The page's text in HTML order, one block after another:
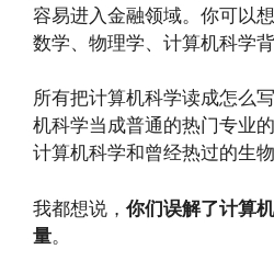
容易进入金融领域。你可以
数学、物理学、计算机科学背
所有把计算机科学读成怎么
机科学当成普通的热门专业
计算机科学和曾经热过的生
我都想说， 你们误解了计算
量。